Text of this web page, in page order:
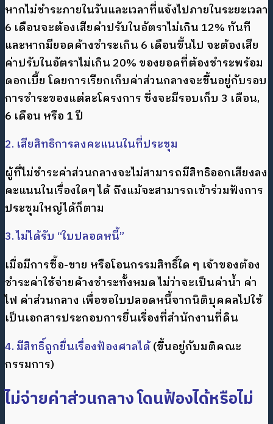
หากไม่ชำระภายในวันและเวลาที่แจ้งไปภายในระยะเวลา
6 เดือนจะต้องเสียค่าปรับในอัตราไม่เกิน 12% ทันที
และหากมียอดค้างชำระเกิน 6 เดือนขึ้นไป จะต้องเสีย
ค่าปรับในอัตราไม่เกิน 20% ของยอดที่ต้องชำระพร้อม
ดอกเบี้ย โดยการเรียกเก็บค่าส่วนกลางจะขึ้นอยู่กับรอบ
การชำระของแต่ละโครงการ ซึ่งจะมีรอบเก็บ 3 เดือน,
6 เดือน หรือ 1 ปี
2. เสียสิทธิการลงคะแนนในที่ประชุม
ผู้ที่ไม่ชำระค่าส่วนกลางจะไม่สามารถมีสิทธิออกเสียงลง
คะแนนในเรื่องใดๆ ได้ ถึงแม้จะสามารถเข้าร่วมฟังการ
ประชุมใหญ่ได้ก็ตาม
3. ไม่ได้รับ “ใบปลอดหนี้”
เมื่อมีการซื้อ-ขาย หรือโอนกรรมสิทธิ์ใด ๆ เจ้าของต้อง
ชำระค่าใช้จ่ายค้างชำระทั้งหมด ไม่ว่าจะเป็นค่าน้ำ ค่า
ไฟ ค่าส่วนกลาง เพื่อขอใบปลอดหนี้จากนิติบุคคลไปใช้
เป็นเอกสารประกอบการยื่นเรื่องที่สำนักงานที่ดิน
4. มีสิทธิ์ถูกยื่นเรื่องฟ้องศาลได้(ขึ้นอยู่กับมติคณะ
กรรมการ)
ไม่จ่ายค่าส่วนกลาง โดนฟ้องได้หรือไม่